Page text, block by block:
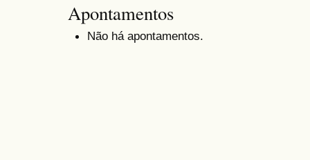
Apontamentos
Não há apontamentos.